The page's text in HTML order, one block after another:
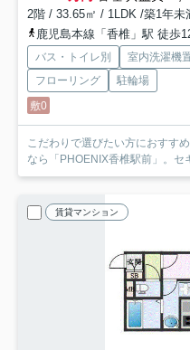
2階 / 33.65㎡ / 1LDK /築1年未
鹿児島本線「香椎」駅 徒歩
バス・トイレ別 室内洗濯機
フローリング
駐輪場
敷0
こだわりで選びたい方におすす
なら「PHOENIX香椎駅前」。セ
賃貸マンション